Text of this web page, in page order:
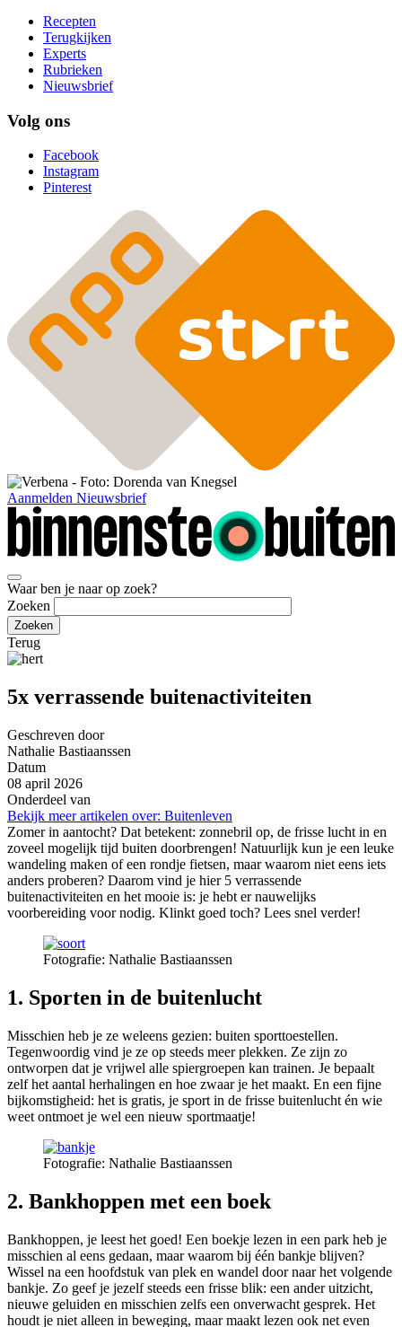
Recepten
Terugkijken
Experts
Rubrieken
Nieuwsbrief
Volg ons
Facebook
Instagram
Pinterest
Aanmelden Nieuwsbrief
Waar ben je naar op zoek?
Zoeken
Terug
5x verrassende buitenactiviteiten
Geschreven door
Nathalie Bastiaanssen
Datum
08 april 2026
Onderdeel van
Bekijk meer artikelen over: Buitenleven
Zomer in aantocht? Dat betekent: zonnebril op, de frisse lucht in en
zoveel mogelijk tijd buiten doorbrengen! Natuurlijk kun je een leuke
wandeling maken of een rondje fietsen, maar waarom niet eens iets
anders proberen? Daarom vind je hier 5 verrassende
buitenactiviteiten en het mooie is: je hebt er nauwelijks
voorbereiding voor nodig. Klinkt goed toch? Lees snel verder!
Fotografie: Nathalie Bastiaanssen
1. Sporten in de buitenlucht
Misschien heb je ze weleens gezien: buiten sporttoestellen.
Tegenwoordig vind je ze op steeds meer plekken. Ze zijn zo
ontworpen dat je vrijwel alle spiergroepen kan trainen. Je bepaalt
zelf het aantal herhalingen en hoe zwaar je het maakt. En een fijne
bijkomstigheid: het is gratis, je sport in de frisse buitenlucht én wie
weet ontmoet je wel een nieuw sportmaatje!
Fotografie: Nathalie Bastiaanssen
2. Bankhoppen met een boek
Bankhoppen, je leest het goed! Een boekje lezen in een park heb je
misschien al eens gedaan, maar waarom bij één bankje blijven?
Wissel na een hoofdstuk van plek en wandel door naar het volgende
bankje. Zo geef je jezelf steeds een frisse blik: een ander uitzicht,
nieuwe geluiden en misschien zelfs een onverwacht gesprek. Het
houdt je niet alleen in beweging, maar maakt lezen ook net even